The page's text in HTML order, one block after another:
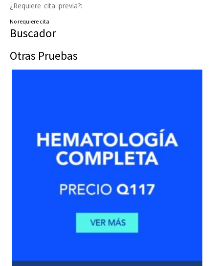
¿Requiere cita previa?:
No requiere cita
Buscador
Otras Pruebas